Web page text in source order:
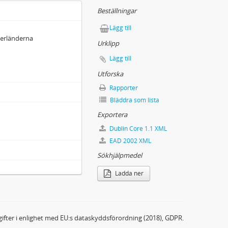
Beställningar
Lägg till
Urklipp
Lägg till
Utforska
Rapporter
Bläddra som lista
Exportera
Dublin Core 1.1 XML
EAD 2002 XML
Sökhjälpmedel
Ladda ner
i enlighet med EU:s dataskyddsförordning (2018), GDPR.